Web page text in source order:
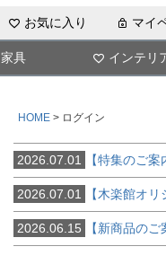
お気に入り マイ
家具 インテリ
HOME ログイン
2026.07.01 【特集のご
2026.07.01 【木楽館オ
2026.06.15 【新商品の